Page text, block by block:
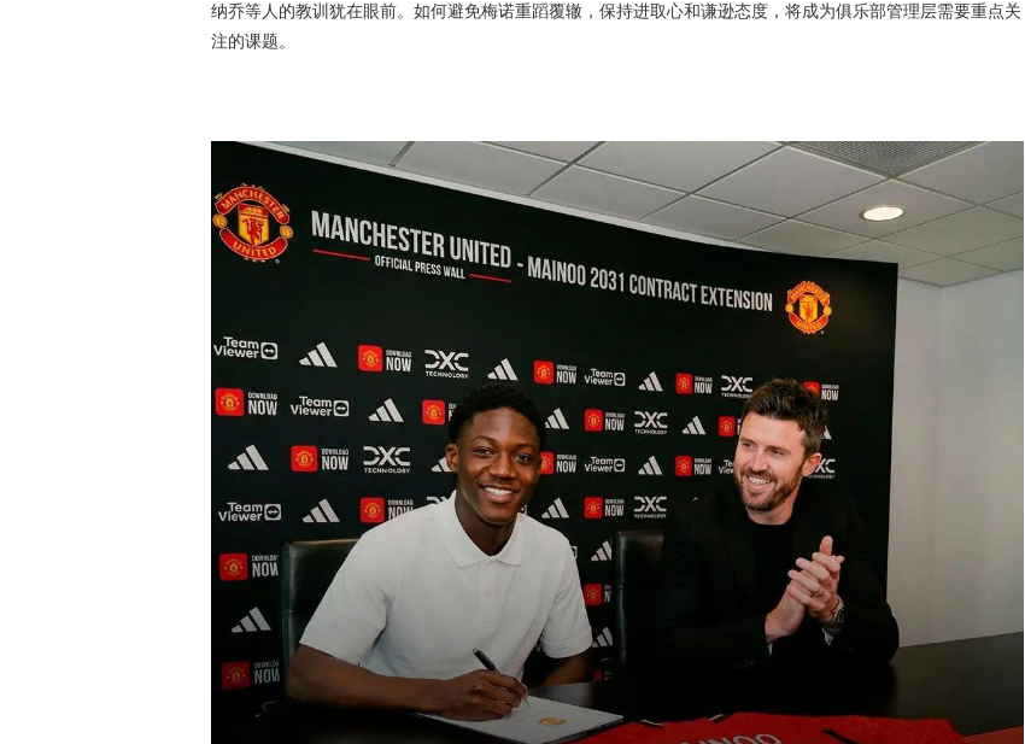
纳乔等人的教训犹在眼前。如何避免梅诺重蹈覆辙，保持进取心和谦逊态度，将成为俱乐部管理层需要重点关
注的课题。